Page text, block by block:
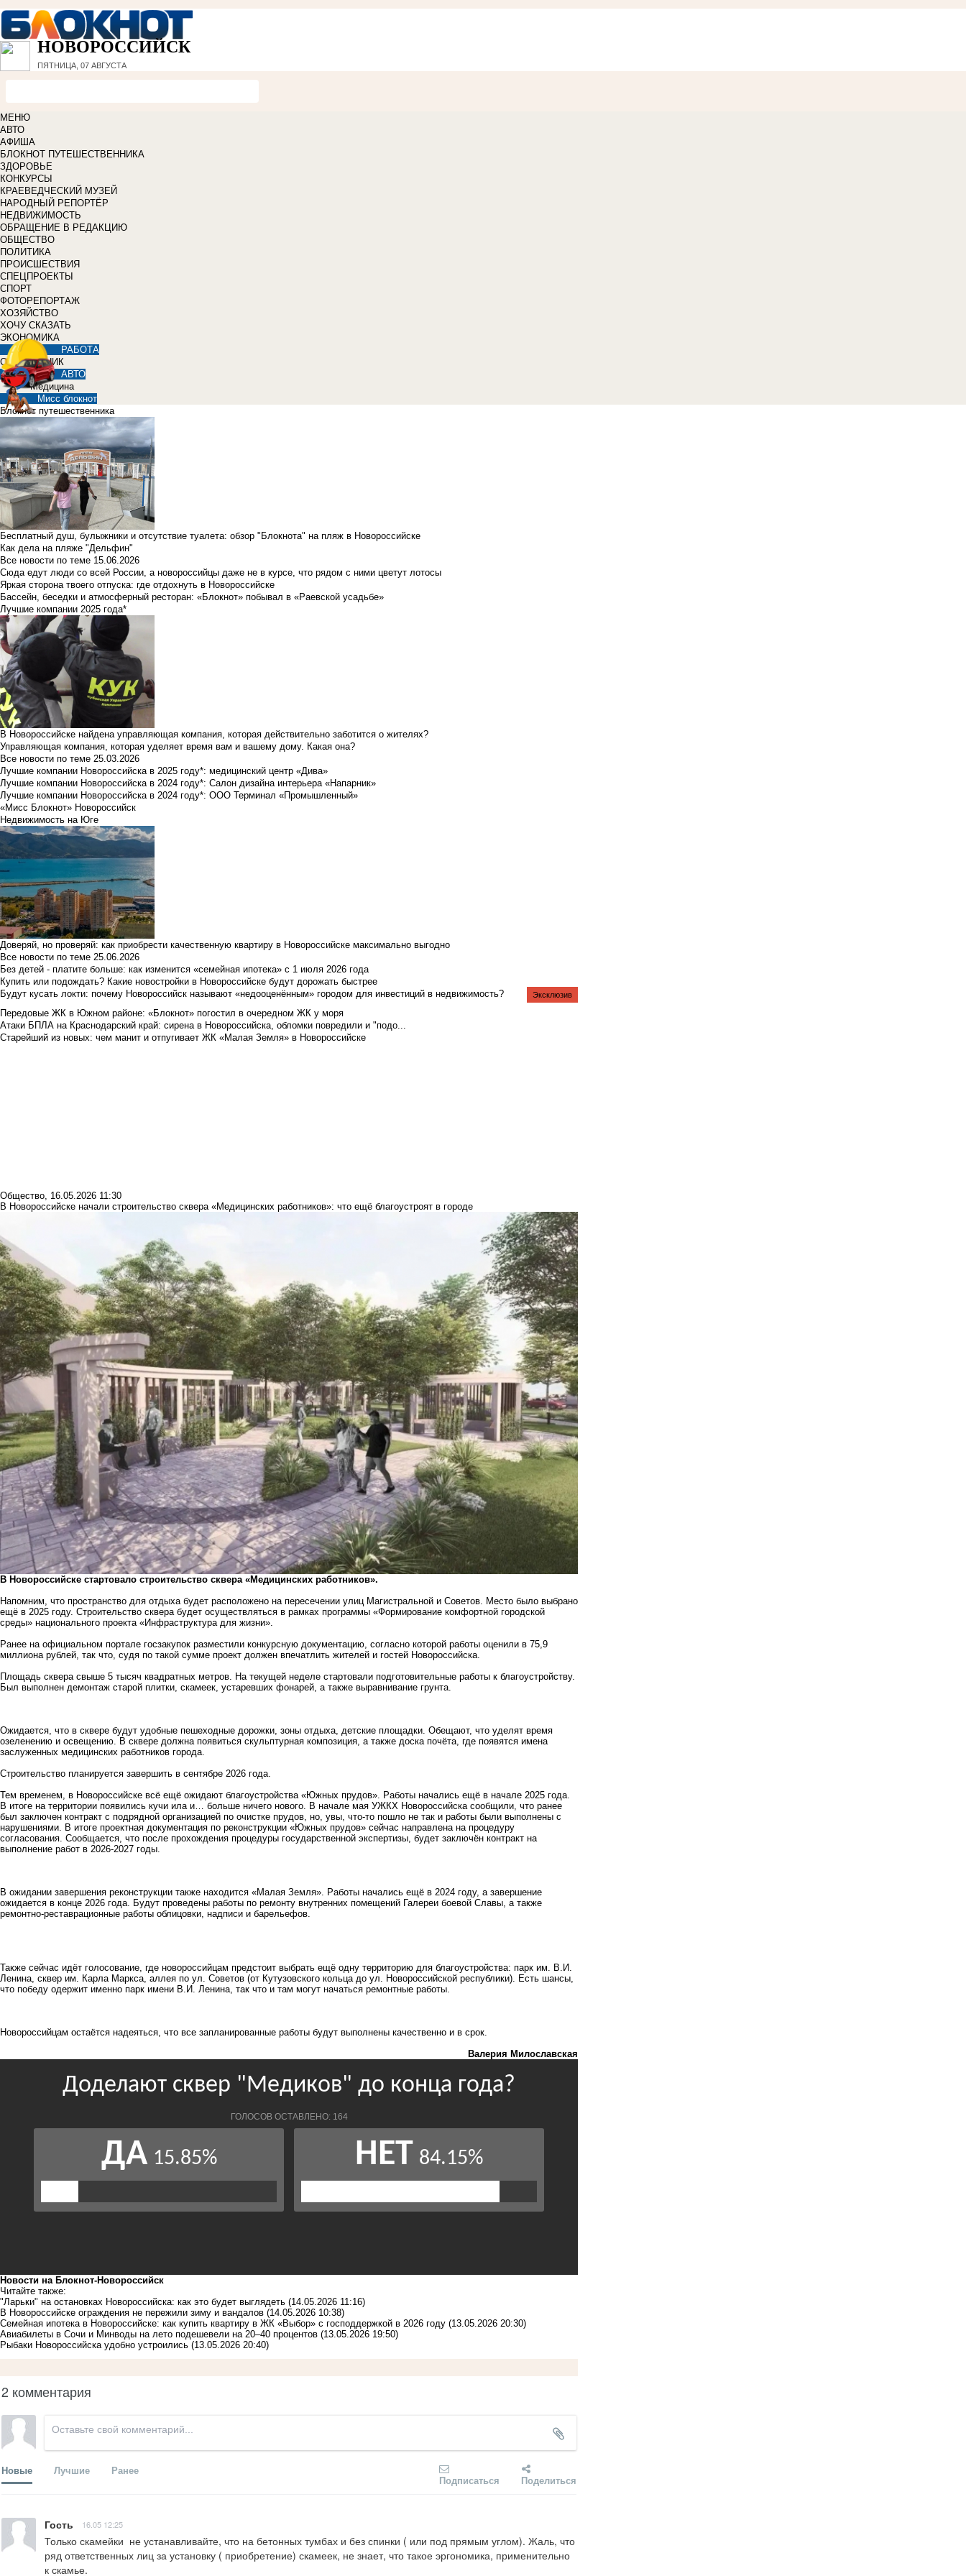
НОВОРОССИЙСК
ПЯТНИЦА, 07 АВГУСТА
МЕНЮ
АВТО
АФИША
БЛОКНОТ ПУТЕШЕСТВЕННИКА
ЗДОРОВЬЕ
КОНКУРСЫ
КРАЕВЕДЧЕСКИЙ МУЗЕЙ
НАРОДНЫЙ РЕПОРТЁР
НЕДВИЖИМОСТЬ
ОБРАЩЕНИЕ В РЕДАКЦИЮ
ОБЩЕСТВО
ПОЛИТИКА
ПРОИСШЕСТВИЯ
СПЕЦПРОЕКТЫ
СПОРТ
ФОТОРЕПОРТАЖ
ХОЗЯЙСТВО
ХОЧУ СКАЗАТЬ
ЭКОНОМИКА
РАБОТА
СПРАВОЧНИК
АВТО
Медицина
Мисс блокнот
Блокнот путешественника
Бесплатный душ, булыжники и отсутствие туалета: обзор "Блокнота" на пляж в Новороссийске
Как дела на пляже "Дельфин"
Все новости по теме 15.06.2026
Сюда едут люди со всей России, а новороссийцы даже не в курсе, что рядом с ними цветут лотосы
Яркая сторона твоего отпуска: где отдохнуть в Новороссийске
Бассейн, беседки и атмосферный ресторан: «Блокнот» побывал в «Раевской усадьбе»
Лучшие компании 2025 года*
В Новороссийске найдена управляющая компания, которая действительно заботится о жителях?
Управляющая компания, которая уделяет время вам и вашему дому. Какая она?
Все новости по теме 25.03.2026
Лучшие компании Новороссийска в 2025 году*: медицинский центр «Дива»
Лучшие компании Новороссийска в 2024 году*: Салон дизайна интерьера «Напарник»
Лучшие компании Новороссийска в 2024 году*: ООО Терминал «Промышленный»
«Мисс Блокнот» Новороссийск
Недвижимость на Юге
Доверяй, но проверяй: как приобрести качественную квартиру в Новороссийске максимально выгодно
Все новости по теме 25.06.2026
Без детей - платите больше: как изменится «семейная ипотека» с 1 июля 2026 года
Купить или подождать? Какие новостройки в Новороссийске будут дорожать быстрее
Будут кусать локти: почему Новороссийск называют «недооценённым» городом для инвестиций в недвижимость?
Передовые ЖК в Южном районе: «Блокнот» погостил в очередном ЖК у моря
Атаки БПЛА на Краснодарский край: сирена в Новороссийска, обломки повредили и "подо...
Старейший из новых: чем манит и отпугивает ЖК «Малая Земля» в Новороссийске
Эксклюзив
Общество, 16.05.2026 11:30
В Новороссийске начали строительство сквера «Медицинских работников»: что ещё благоустроят в городе
В Новороссийске стартовало строительство сквера «Медицинских работников».
Напомним, что пространство для отдыха будет расположено на пересечении улиц Магистральной и Советов. Место было выбрано
ещё в 2025 году. Строительство сквера будет осуществляться в рамках программы «Формирование комфортной городской
среды» национального проекта «Инфраструктура для жизни».
Ранее на официальном портале госзакупок разместили конкурсную документацию, согласно которой работы оценили в 75,9
миллиона рублей, так что, судя по такой сумме проект должен впечатлить жителей и гостей Новороссийска.
Площадь сквера свыше 5 тысяч квадратных метров. На текущей неделе стартовали подготовительные работы к благоустройству.
Был выполнен демонтаж старой плитки, скамеек, устаревших фонарей, а также выравнивание грунта.
Ожидается, что в сквере будут удобные пешеходные дорожки, зоны отдыха, детские площадки. Обещают, что уделят время
озеленению и освещению. В сквере должна появиться скульптурная композиция, а также доска почёта, где появятся имена
заслуженных медицинских работников города.
Строительство планируется завершить в сентябре 2026 года.
Тем временем, в Новороссийске всё ещё ожидают благоустройства «Южных прудов». Работы начались ещё в начале 2025 года.
В итоге на территории появились кучи ила и… больше ничего нового. В начале мая УЖКХ Новороссийска сообщили, что ранее
был заключен контракт с подрядной организацией по очистке прудов, но, увы, что-то пошло не так и работы были выполнены с
нарушениями. В итоге проектная документация по реконструкции «Южных прудов» сейчас направлена на процедуру
согласования. Сообщается, что после прохождения процедуры государственной экспертизы, будет заключён контракт на
выполнение работ в 2026-2027 годы.
В ожидании завершения реконструкции также находится «Малая Земля». Работы начались ещё в 2024 году, а завершение
ожидается в конце 2026 года. Будут проведены работы по ремонту внутренних помещений Галереи боевой Славы, а также
ремонтно-реставрационные работы облицовки, надписи и барельефов.
Также сейчас идёт голосование, где новороссийцам предстоит выбрать ещё одну территорию для благоустройства: парк им. В.И.
Ленина, сквер им. Карла Маркса, аллея по ул. Советов (от Кутузовского кольца до ул. Новороссийской республики). Есть шансы,
что победу одержит именно парк имени В.И. Ленина, так что и там могут начаться ремонтные работы.
Новороссийцам остаётся надеяться, что все запланированные работы будут выполнены качественно и в срок.
Валерия Милославская
Новости на Блoкнoт-Новороссийск
Читайте также:
"Ларьки" на остановках Новороссийска: как это будет выглядеть (14.05.2026 11:16)
В Новороссийске ограждения не пережили зиму и вандалов (14.05.2026 10:38)
Семейная ипотека в Новороссийске: как купить квартиру в ЖК «Выбор» с господдержкой в 2026 году (13.05.2026 20:30)
Авиабилеты в Сочи и Минводы на лето подешевели на 20–40 процентов (13.05.2026 19:50)
Рыбаки Новороссийска удобно устроились (13.05.2026 20:40)
2 комментария
Новые Лучшие Ранее
Подписаться Поделиться
Гость 16.05 12:25
Только скамейки  не устанавливайте, что на бетонных тумбах и без спинки ( или под прямым углом). Жаль, что
ряд ответственных лиц за установку ( приобретение) скамеек, не знает, что такое эргономика, применительно
к скамье.